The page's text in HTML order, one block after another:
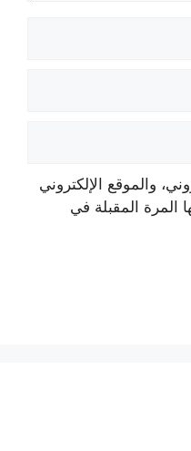
والموقع الإلكتروني
المرة المقبلة في